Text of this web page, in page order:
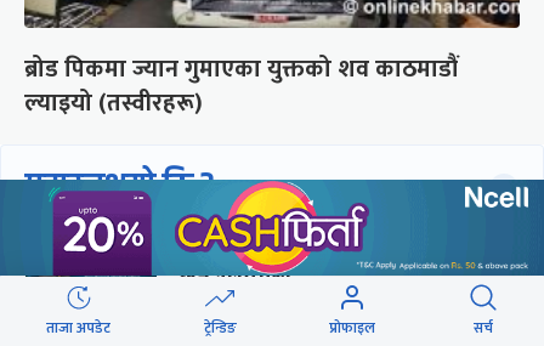
ब्रोड पिकमा ज्यान गुमाएका युक्तको शव काठमाडौं
ल्याइयो (तस्वीरहरू)
छुटाउनुभयो कि ?
संसद्लाई टेर्दैनन् प्रधानमन्त्री, लाचार
छन् सभामुख
ताजा अपडेट ट्रेन्डिङ प्रोफाइल सर्च